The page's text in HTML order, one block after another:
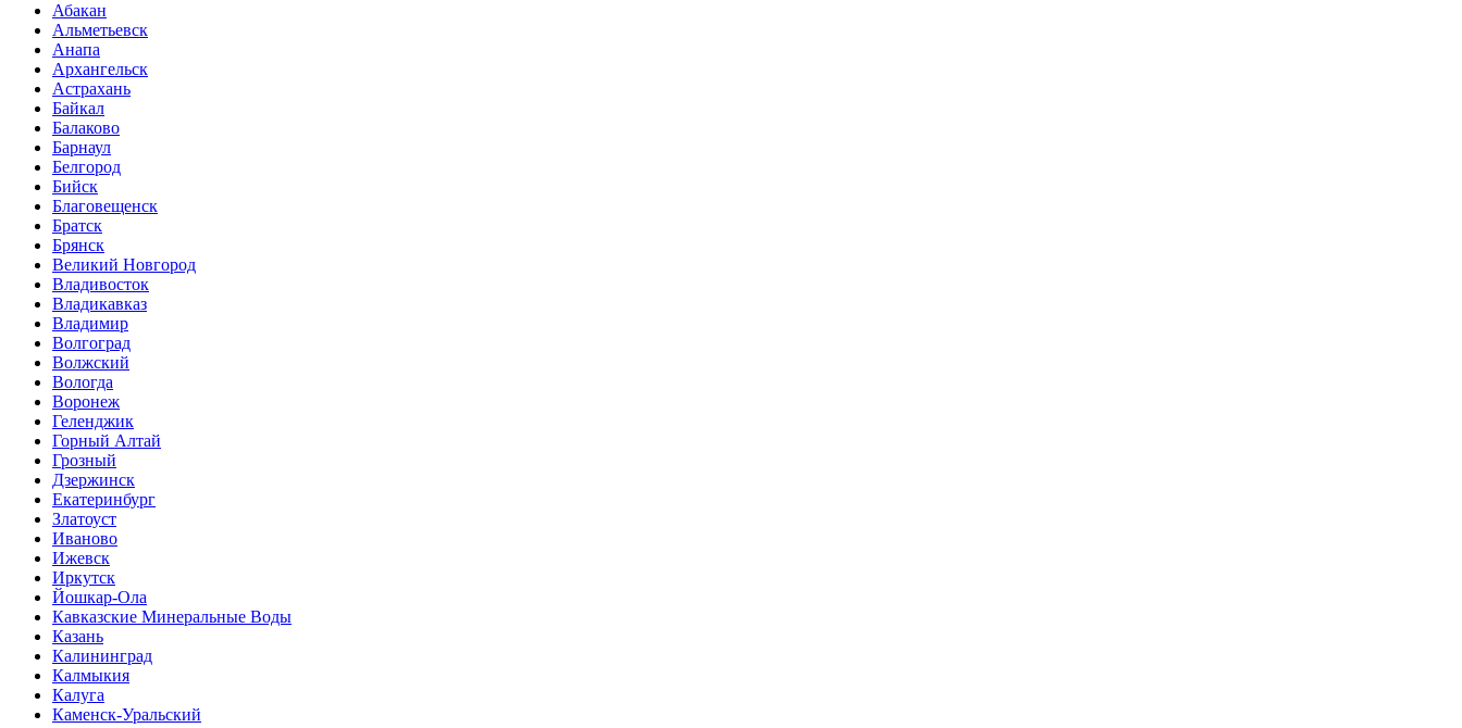
Абакан
Альметьевск
Анапа
Архангельск
Астрахань
Байкал
Балаково
Барнаул
Белгород
Бийск
Благовещенск
Братск
Брянск
Великий Новгород
Владивосток
Владикавказ
Владимир
Волгоград
Волжский
Вологда
Воронеж
Геленджик
Горный Алтай
Грозный
Дзержинск
Екатеринбург
Златоуст
Иваново
Ижевск
Иркутск
Йошкар-Ола
Кавказские Минеральные Воды
Казань
Калининград
Калмыкия
Калуга
Каменск-Уральский